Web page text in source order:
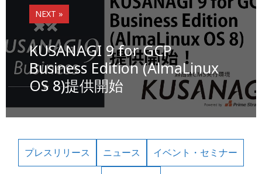
NEXT »
KUSANAGI 9 for GCP
Business Edition (AlmaLinux
OS 8)提供開始
プレスリリース ニュース イベント・セミナー